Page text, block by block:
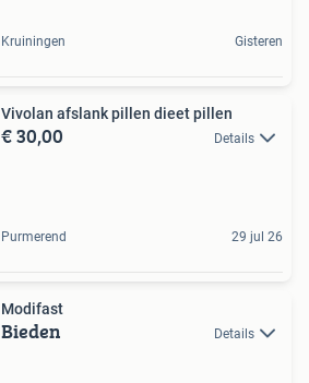
Kruiningen Gisteren
Vivolan afslank pillen dieet pillen
€ 30,00 Details
Purmerend 29 jul 26
Modifast
Bieden Details